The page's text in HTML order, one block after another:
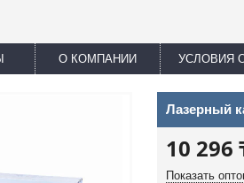
О КОМПАНИИ УСЛОВИЯ
Лазерный
10 296
Показать